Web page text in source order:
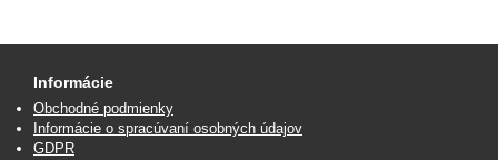
Informácie
Obchodné podmienky
Informácie o spracúvaní osobných údajov
GDPR